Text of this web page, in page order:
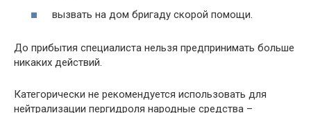
вызвать на дом бригаду скорой помощи.
До прибытия специалиста нельзя предпринимать больше
никаких действий.
Категорически не рекомендуется использовать для
нейтрализации пергидроля народные средства –